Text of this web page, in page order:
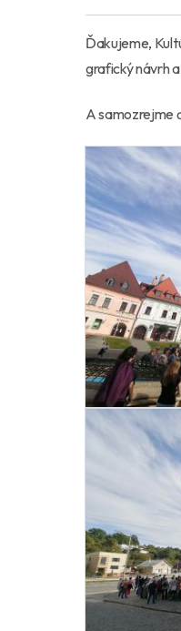
Ďakujeme,
grafický návrh
A samozrejme